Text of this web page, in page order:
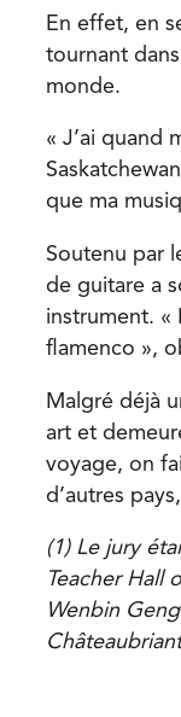
En effet, en
tournant
monde.
« J’ai quand
que ma
Soutenu par
de guitare a
instrument. «
flamenco »,
Malgré déjà
art et
voyage, on
d’autres
(1) Le jury
Teacher Hall
Wenbin